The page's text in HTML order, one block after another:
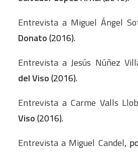
Entrevista a Miguel Ángel
Donato(2016).
Entrevista a Jesús Núñez
del Viso(2016).
Entrevista a Carme Valls
Viso(2016).
Entrevista a Miguel Candel,